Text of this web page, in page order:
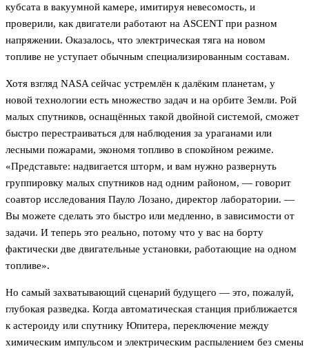
кубсата в вакуумной камере, имитируя невесомость, и
проверили, как двигатели работают на ASCENT при разном
напряжении. Оказалось, что электрическая тяга на новом
топливе не уступает обычным специализированным составам.
Хотя взгляд NASA сейчас устремлён к далёким планетам, у
новой технологии есть множество задач и на орбите Земли. Рой
малых спутников, оснащённых такой двойной системой, сможет
быстро перестраиваться для наблюдения за ураганами или
лесными пожарами, экономя топливо в спокойном режиме.
«Представьте: надвигается шторм, и вам нужно развернуть
группировку малых спутников над одним районом, — говорит
соавтор исследования Пауло Лозано, директор лаборатории. —
Вы можете сделать это быстро или медленно, в зависимости от
задачи. И теперь это реально, потому что у вас на борту
фактически две двигательные установки, работающие на одном
топливе».
Но самый захватывающий сценарий будущего — это, пожалуй,
глубокая разведка. Когда автоматическая станция приближается
к астероиду или спутнику Юпитера, переключение между
химическим импульсом и электрическим распылением без смены